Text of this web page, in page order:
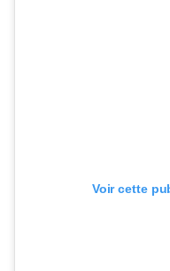
Voir cette